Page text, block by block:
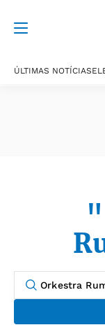
ÚLTIMAS NOTÍCIAS